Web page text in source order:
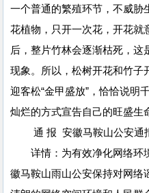
一个普通的繁殖环节，不威胁
花植物，只开一次花，开花就
后，整片竹林会逐渐枯死，这
现象。所以，松树开花和竹子
迎客松“金甲盛放”，恰恰说明
灿烂的方式宣告自己的旺盛生
通 报 安徽马鞍山公安通报
详情：为有效净化网络环
徽马鞍山雨山公安保持对网络